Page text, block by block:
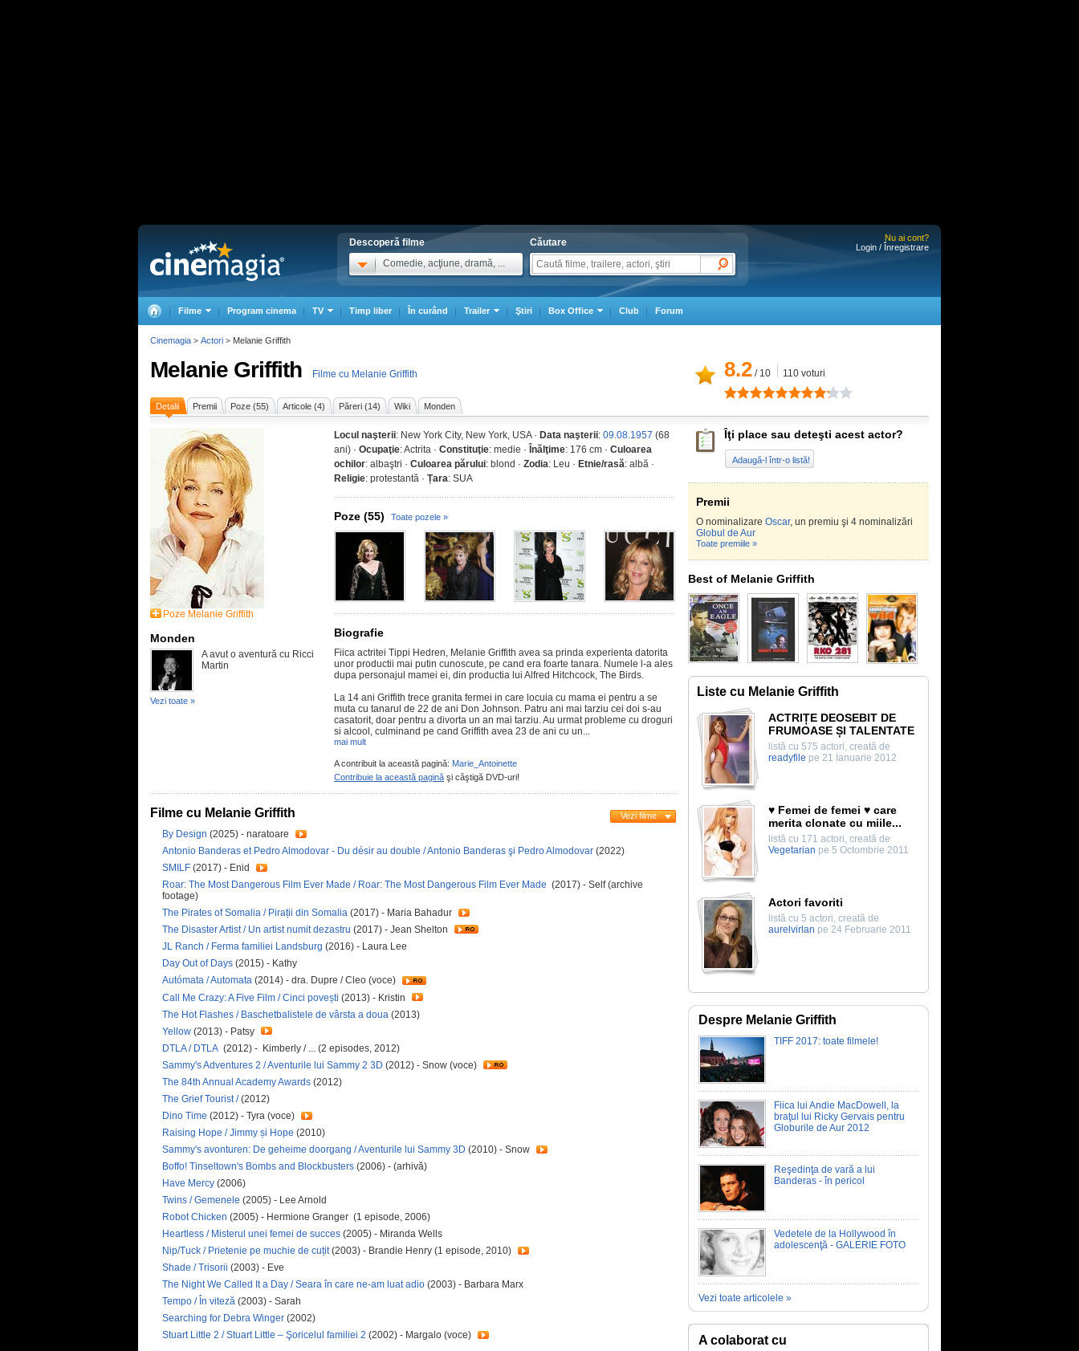
Descoperă filme
Comedie, acţiune, dramă, ...
Căutare
Nu ai cont?
Login / Înregistrare
Filme Program cinema TV Timp liber În curând Trailer Ştiri Box Office Club Forum
Melanie Griffith Filme cu Melanie Griffith 8.2 / 10 110 voturi
Detalii Premii Poze (55) Articole (4) Păreri (14) Wiki Monden
Poze Melanie Griffith
Monden
A avut o aventură cu Ricci
Martin
Vezi toate »
Locul naşterii: New York City, New York, USA · Data naşterii: 09.08.1957 (68
ani) · Ocupaţie: Actrita · Constituţie: medie · Înălţime: 176 cm · Culoarea
ochilor: albaştri · Culoarea părului: blond · Zodia: Leu · Etnie/rasă: albă ·
Religie: protestantă · Țara: SUA
Poze (55) Toate pozele »
Biografie
Fiica actritei Tippi Hedren, Melanie Griffith avea sa prinda experienta datorita
unor productii mai putin cunoscute, pe cand era foarte tanara. Numele l-a ales
dupa personajul mamei ei, din productia lui Alfred Hitchcock, The Birds.
La 14 ani Griffith trece granita fermei in care locuia cu mama ei pentru a se
muta cu tanarul de 22 de ani Don Johnson. Patru ani mai tarziu cei doi s-au
casatorit, doar pentru a divorta un an mai tarziu. Au urmat probleme cu droguri
si alcool, culminand pe cand Griffith avea 23 de ani cu un...
mai mult
A contribuit la această pagină: Marie_Antoinette
Contribuie la această pagină şi câştigă DVD-uri!
Filme cu Melanie Griffith Vezi filme
By Design (2025) - naratoare
Antonio Banderas et Pedro Almodovar - Du désir au double / Antonio Banderas şi Pedro Almodovar (2022)
SMILF (2017) - Enid
Roar: The Most Dangerous Film Ever Made / Roar: The Most Dangerous Film Ever Made (2017) - Self (archive
footage)
The Pirates of Somalia / Pirații din Somalia (2017) - Maria Bahadur
The Disaster Artist / Un artist numit dezastru (2017) - Jean Shelton
JL Ranch / Ferma familiei Landsburg (2016) - Laura Lee
Day Out of Days (2015) - Kathy
Autómata / Automata (2014) - dra. Dupre / Cleo (voce)
Call Me Crazy: A Five Film / Cinci povești (2013) - Kristin
The Hot Flashes / Baschetbalistele de vârsta a doua (2013)
Yellow (2013) - Patsy
DTLA / DTLA (2012) - Kimberly / ... (2 episodes, 2012)
Sammy's Adventures 2 / Aventurile lui Sammy 2 3D (2012) - Snow (voce)
The 84th Annual Academy Awards (2012)
The Grief Tourist /(2012)
Dino Time (2012) - Tyra (voce)
Raising Hope / Jimmy și Hope (2010)
Sammy's avonturen: De geheime doorgang / Aventurile lui Sammy 3D (2010) - Snow
Boffo! Tinseltown's Bombs and Blockbusters (2006) - (arhivă)
Have Mercy (2006)
Twins / Gemenele (2005) - Lee Arnold
Robot Chicken (2005) - Hermione Granger (1 episode, 2006)
Heartless / Misterul unei femei de succes (2005) - Miranda Wells
Nip/Tuck / Prietenie pe muchie de cuțit(2003) - Brandie Henry (1 episode, 2010)
Shade / Trisorii (2003) - Eve
The Night We Called It a Day / Seara în care ne-am luat adio (2003) - Barbara Marx
Tempo / În viteză (2003) - Sarah
Searching for Debra Winger (2002)
Stuart Little 2 / Stuart Little – Şoricelul familiei 2 (2002) - Margalo (voce)
Îţi place sau deteşti acest actor?
Adaugă-l într-o listă!
Premii
O nominalizare Oscar, un premiu şi 4 nominalizări
Globul de Aur
Toate premiile »
Best of Melanie Griffith
Liste cu Melanie Griffith
ACTRIȚE DEOSEBIT DE
FRUMOASE ȘI TALENTATE
listă cu 575 actori, creată de
readyfile pe 21 Ianuarie 2012
♥ Femei de femei ♥ care
merita clonate cu miile...
listă cu 171 actori, creată de
Vegetarian pe 5 Octombrie 2011
Actori favoriti
listă cu 5 actori, creată de
aurelvirlan pe 24 Februarie 2011
Despre Melanie Griffith
TIFF 2017: toate filmele!
Fiica lui Andie MacDowell, la
braţul lui Ricky Gervais pentru
Globurile de Aur 2012
Reşedinţa de vară a lui
Banderas - în pericol
Vedetele de la Hollywood în
adolescenţă - GALERIE FOTO
Vezi toate articolele »
A colaborat cu
Cinemagia > Actori > Melanie Griffith